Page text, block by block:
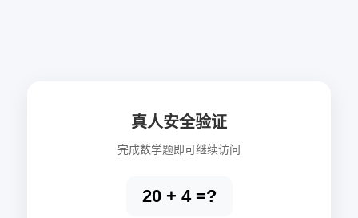
真人安全验证
完成数学题即可继续访问
20 + 4 =?